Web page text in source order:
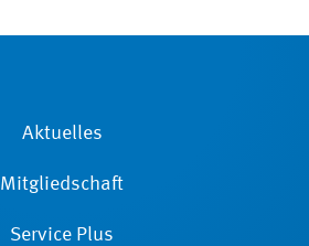
Aktuelles
Mitgliedschaft
Service Plus